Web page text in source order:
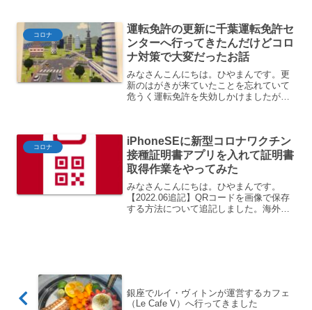
して食べることにしました...
コロナ
運転免許の更新に千葉運転免許セ
ンターへ行ってきたんだけどコロ
ナ対策で大変だったお話
みなさんこんにちは。ひやまんです。更
新のはがきが来ていたことを忘れていて
危うく運転免許を失効しかけましたがど
は現場のコロナ対策とい...
コロナ
iPhoneSEに新型コロナワクチン
接種証明書アプリを入れて証明書
取得作業をやってみた
みなさんこんにちは。ひやまんです。
【2022.06追記】QRコードを画像で保存
する方法について追記しました。海外旅
銀座でルイ・ヴィトンが運営するカフェ
（Le Cafe V）へ行ってきました